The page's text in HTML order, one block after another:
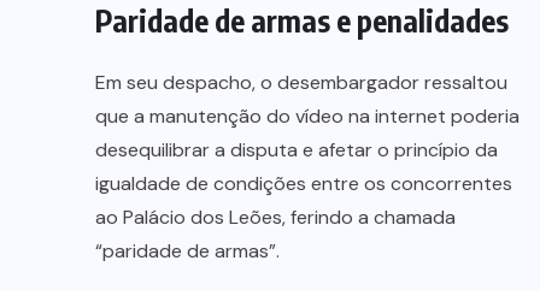
Paridade de armas e penalidades
Em seu despacho, o desembargador ressaltou
que a manutenção do vídeo na internet poderia
desequilibrar a disputa e afetar o princípio da
igualdade de condições entre os concorrentes
ao Palácio dos Leões, ferindo a chamada
“paridade de armas”.